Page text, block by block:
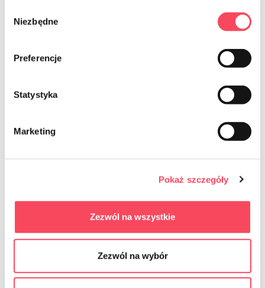
zgody
Niezbędne
Preferencje
Statystyka
Marketing
Pokaż szczegóły
Zezwól na wszystkie
Zezwól na wybór
13,19 zł
- +
viGO! Premium č.1 Alobal 30m
20,29 zł
- +